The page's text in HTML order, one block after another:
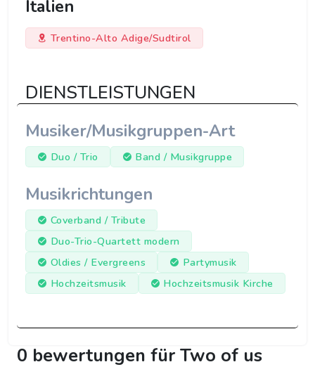
Italien
Trentino-Alto Adige/Sudtirol
DIENSTLEISTUNGEN
Musiker/Musikgruppen-Art
Duo / Trio Band / Musikgruppe
Musikrichtungen
Coverband / Tribute
Duo-Trio-Quartett modern
Oldies / Evergreens
Partymusik
Hochzeitsmusik
Hochzeitsmusik Kirche
0 bewertungen für Two of us